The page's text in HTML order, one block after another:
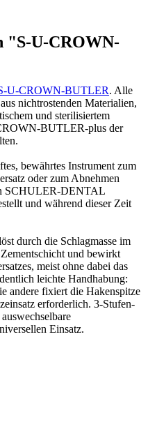
"S-U-CROWN-
U-CROWN-BUTLER. Alle
nichtrostenden Materialien,
und sterilisiertem
BUTLER-plus der
bewährtes Instrument zum
oder zum Abnehmen
SCHULER-DENTAL
und während dieser Zeit
durch die Schlagmasse im
und bewirkt
meist ohne dabei das
leichte Handhabung:
andere fixiert die Hakenspitze
erforderlich. 3-Stufen-
Einsatz.